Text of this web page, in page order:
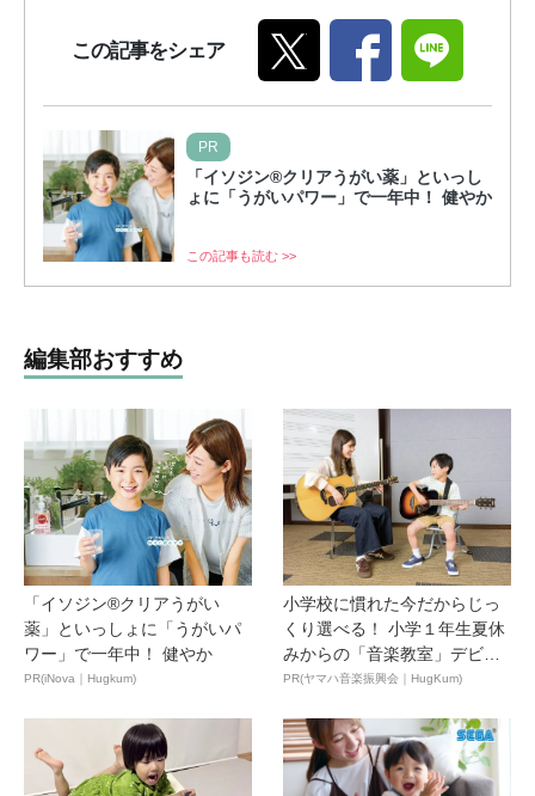
この記事をシェア
PR
「イソジン®クリアうがい薬」といっし
ょに「うがいパワー」で一年中！ 健やか
この記事も読む >>
編集部おすすめ
「イソジン®クリアうがい
薬」といっしょに「うがいパ
ワー」で一年中！ 健やか
PR(iNova｜Hugkum)
小学校に慣れた今だからじっ
くり選べる！ 小学１年生夏休
みからの「音楽教室」デビ
ュ...
PR(ヤマハ音楽振興会｜HugKum)